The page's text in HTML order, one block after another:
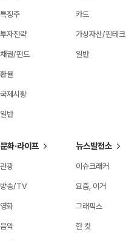
특징주
투자전략
채권/펀드
환율
국제시황
일반
카드
가상자산/핀테크
일반
문화·라이프
관광
방송/TV
영화
음악
뉴스발전소
이슈크래커
요즘, 이거
그래픽스
한 컷